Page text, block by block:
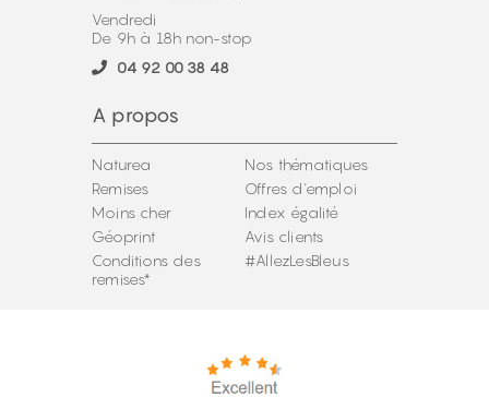
Vendredi
De 9h à 18h non-stop
04 92 00 38 48
A propos
Naturea
Remises
Moins cher
Géoprint
Conditions des
remises*
Nos thématiques
Offres d'emploi
Index égalité
Avis clients
#AllezLesBleus